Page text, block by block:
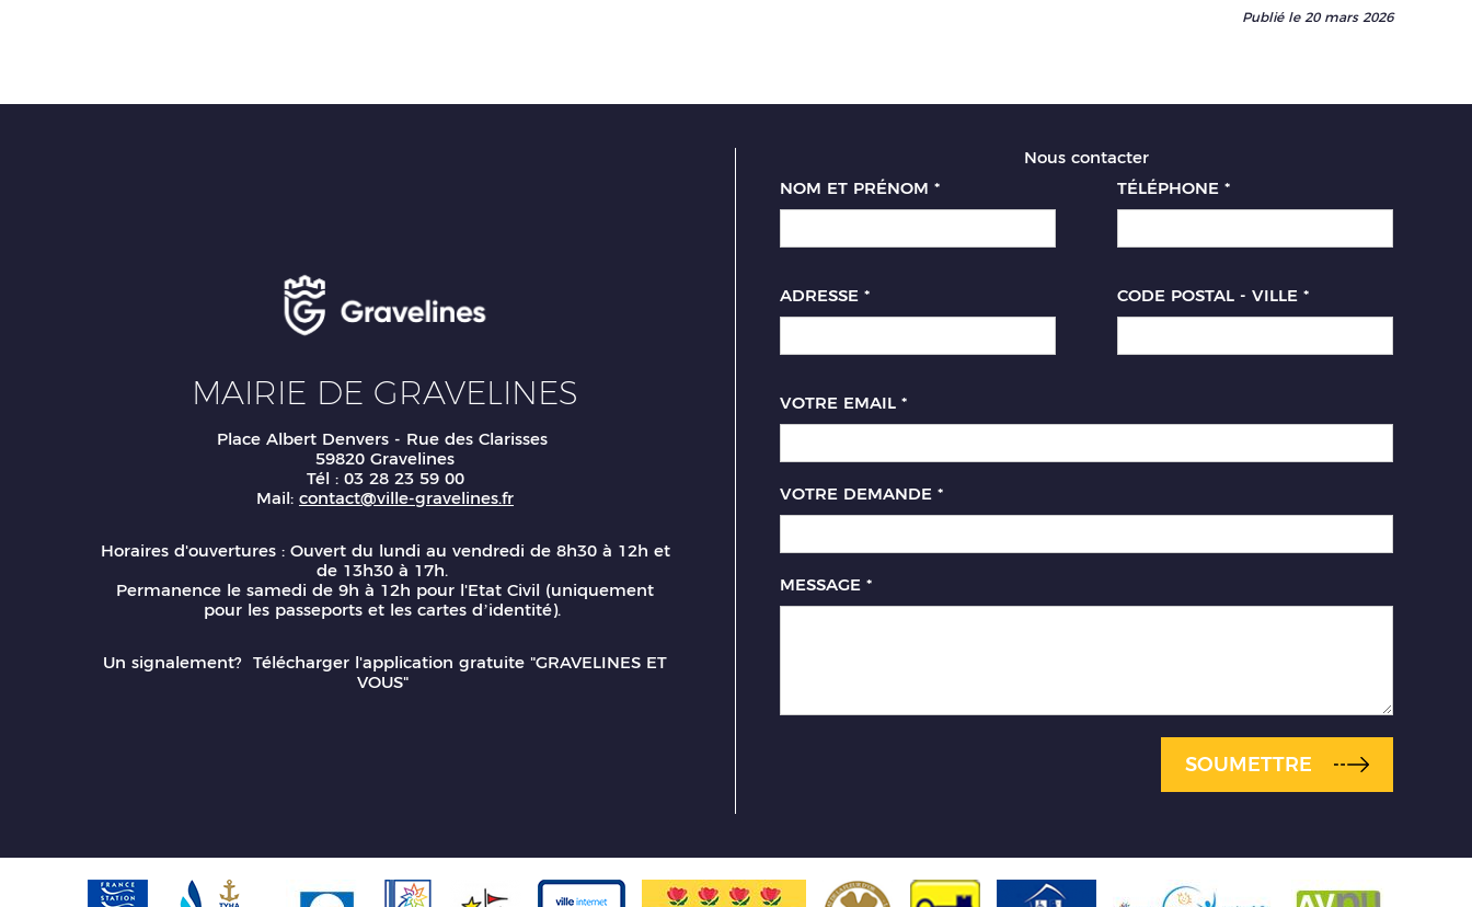
Publié le 20 mars 2026
MAIRIE DE GRAVELINES
Place Albert Denvers - Rue des Clarisses
59820 Gravelines
Tél : 03 28 23 59 00
Mail: contact@ville-gravelines.fr
Horaires d'ouvertures : Ouvert du lundi au vendredi de 8h30 à 12h et
de 13h30 à 17h.
Permanence le samedi de 9h à 12h pour l'Etat Civil (uniquement
pour les passeports et les cartes d’identité).
Un signalement? Télécharger l'application gratuite "GRAVELINES ET
VOUS"
Nous contacter
NOM ET PRÉNOM * TÉLÉPHONE *
ADRESSE * CODE POSTAL - VILLE *
VOTRE EMAIL *
VOTRE DEMANDE *
MESSAGE *
SOUMETTRE